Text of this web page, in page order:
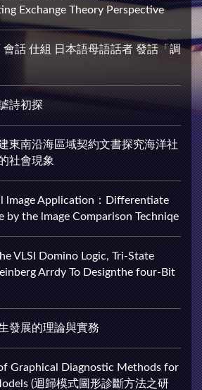
Exchange Theory Perspective
會話 仕組 日本語母語話者 發話「調
詩初探
東南沿海區域契約文書探究海洋社
社會現象
lmage Application：Differentiate
by the lmage Comparison Techniqe
VLSI Domino Logic, Tri-State
Arrdy To Designthe four-Bit
發展的理論與實務
Graphical Diagnostic Methods for
(迴歸模式圖形診斷方法之研